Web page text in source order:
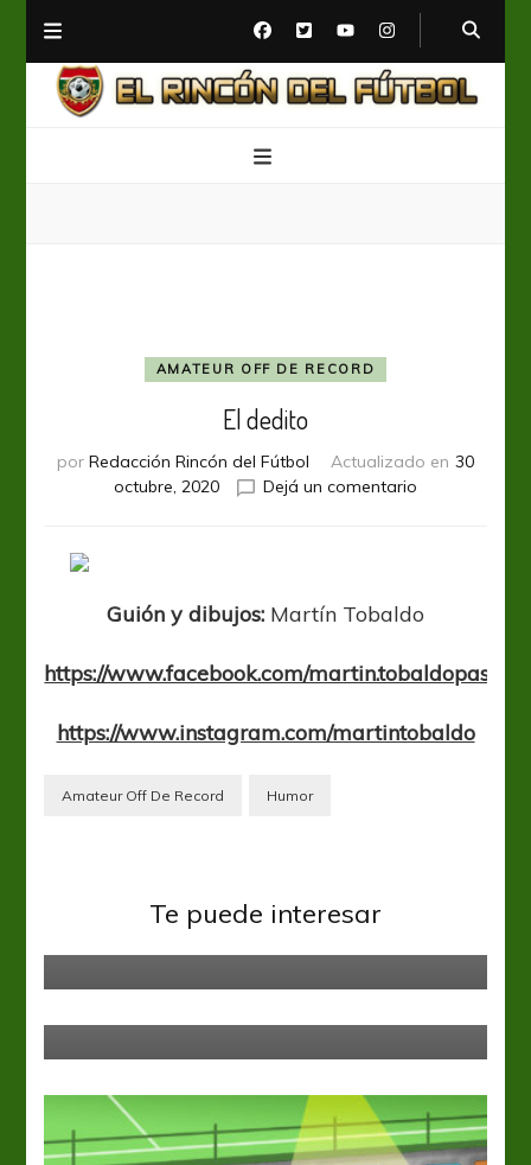
AMATEUR OFF DE RECORD
El dedito
por Redacción Rincón del Fútbol Actualizado en 30
octubre, 2020
Dejá un comentario
Guión y dibujos: Martín Tobaldo
https://www.facebook.com/martin.tobaldopastore
https://www.instagram.com/martintobaldo
Amateur Off De Record Humor
Te puede interesar
Amateur Off de Record